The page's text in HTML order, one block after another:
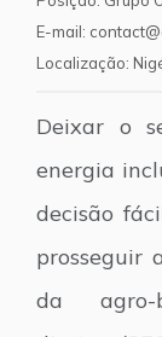
E-mail:
Localização:
Deixar o
energia
decisão
prosseguir
da agro-